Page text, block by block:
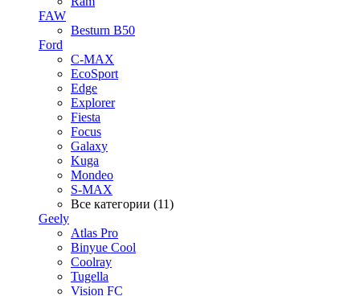
FAW
Besturn B50
Ford
C-MAX
EcoSport
Edge
Explorer
Fiesta
Focus
Galaxy
Kuga
Mondeo
S-MAX
Все категории (11)
Geely
Atlas Pro
Binyue Cool
Coolray
Tugella
Vision FC